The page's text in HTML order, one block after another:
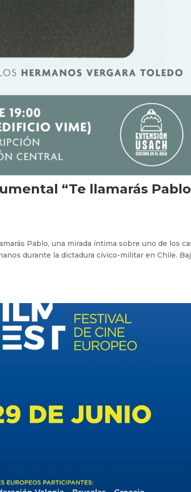
“Te llamarás
Pablo, una mirada íntima sobre uno de los
durante la dictadura cívico-militar en Chile.